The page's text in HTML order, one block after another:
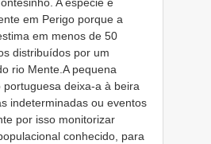
em Perigo porque a
em menos de 50
distribuídos por um
rio Mente.A pequena
deixa-a à beira
indeterminadas ou eventos
por isso monitorizar
conhecido, para